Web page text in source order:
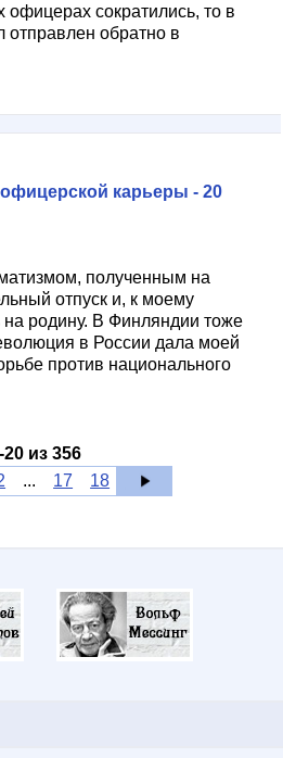
сократились, то в
отправлен обратно в
карьеры - 20
полученным на
отпуск и, к моему
на родину. В Финляндии тоже
в России дала моей
против национального
20из 356
... 17 18